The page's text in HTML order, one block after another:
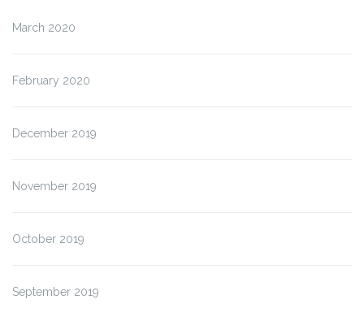
March 2020
February 2020
December 2019
November 2019
October 2019
September 2019